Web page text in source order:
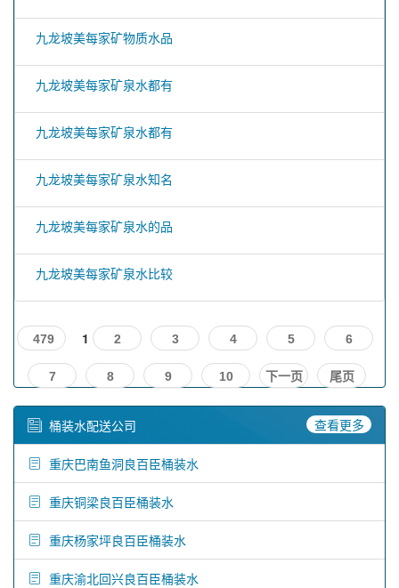
九龙坡美每家矿物质水品
九龙坡美每家矿泉水都有
九龙坡美每家矿泉水都有
九龙坡美每家矿泉水知名
九龙坡美每家矿泉水的品
九龙坡美每家矿泉水比较
479 1 2 3 4 5 6
7 8 9 10 下一页 尾页
桶装水配送公司 查看更多
重庆巴南鱼洞良百臣桶装水
重庆铜梁良百臣桶装水
重庆杨家坪良百臣桶装水
重庆渝北回兴良百臣桶装水